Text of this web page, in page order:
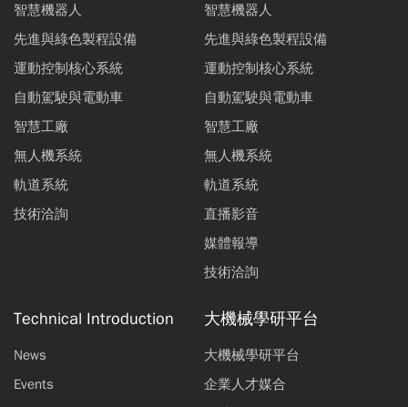
智慧機器人
先進與綠色製程設備
運動控制核心系統
自動駕駛與電動車
智慧工廠
無人機系統
軌道系統
技術洽詢
智慧機器人
先進與綠色製程設備
運動控制核心系統
自動駕駛與電動車
智慧工廠
無人機系統
軌道系統
直播影音
媒體報導
技術洽詢
Technical Introduction
News
Events
大機械學研平台
大機械學研平台
企業人才媒合